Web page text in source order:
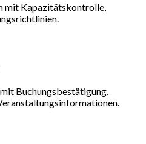
mit Kapazitätskontrolle,
mit Buchungsbestätigung,